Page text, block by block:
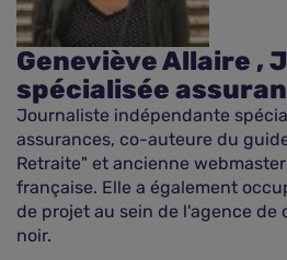
Geneviève Allaire ,
spécialisée
Journaliste indépendante
assurances, co-auteure du
Retraite" et ancienne
française. Elle a également
de projet au sein de l'agence de
noir.